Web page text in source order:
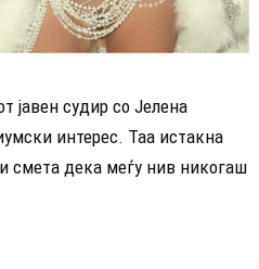
јавен судир со Јелена
интерес. Таа истакна
смета дека меѓу нив никогаш